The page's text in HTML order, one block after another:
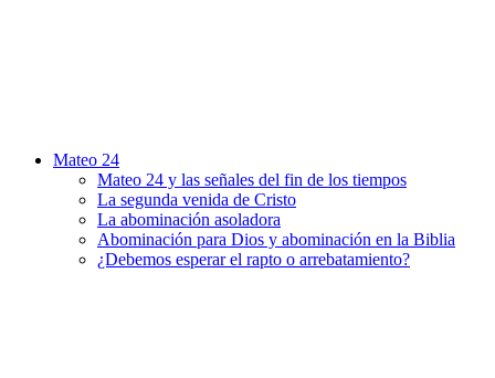
Mateo 24
Mateo 24 y las señales del fin de los tiempos
La segunda venida de Cristo
La abominación asoladora
Abominación para Dios y abominación en la Biblia
¿Debemos esperar el rapto o arrebatamiento?